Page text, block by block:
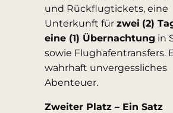
und Rückflugtickets, eine
Unterkunft für zwei (2)
eine (1) Übernachtung in
sowie Flughafentransfers.
wahrhaft unvergessliches
Abenteuer.
Zweiter Platz – Ein Satz